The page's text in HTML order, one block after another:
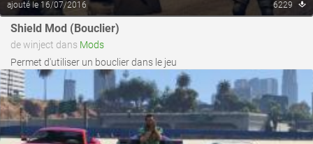
ajouté le 16/07/2016 6229
Shield Mod (Bouclier)
de winject dans Mods
Permet d'utiliser un bouclier dans le jeu
voir ce fichier